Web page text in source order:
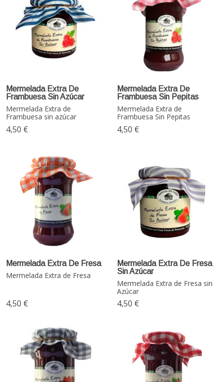
Mermelada Extra De
Frambuesa Sin Azúcar
Mermelada Extra de
Frambuesa sin azúcar
4,50 €
Mermelada Extra De
Frambuesa Sin Pepitas
Mermelada Extra de
Frambuesa Sin Pepitas
4,50 €
Mermelada Extra De Fresa
Mermelada Extra de Fresa
4,50 €
Mermelada Extra De Fresa
Sin Azúcar
Mermelada Extra de Fresa sin
Azúcar
4,50 €